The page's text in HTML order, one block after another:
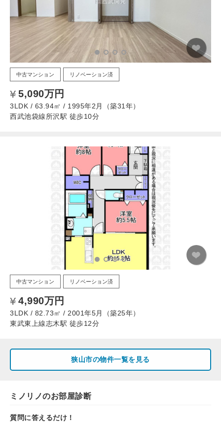
中古マンション リノベーション済
5,090万円
3LDK / 63.94㎡ / 1995年2月（築31年）
西武池袋線所沢駅 徒歩10分
中古マンション リノベーション済
4,990万円
3LDK / 82.73㎡ / 2001年5月（築25年）
東武東上線志木駅 徒歩12分
狭山市の物件一覧を見る
ミノリノのお部屋診断
質問に答えるだけ！